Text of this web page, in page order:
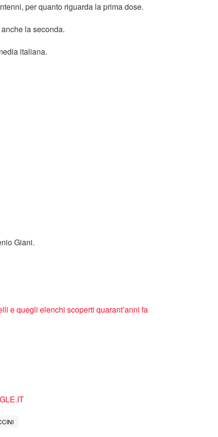
per quanto riguarda la prima dose.
la seconda.
italiana.
Giani.
e quegli elenchi scoperti quarant’anni fa